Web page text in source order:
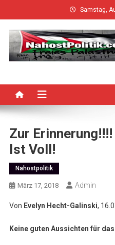
to
content
Samstag,
Zur
Ist Voll!
Nahostpolitik
März 17, 2018 Admin
Von Evelyn Hecht-Galinski,
Keine guten Aussichten für